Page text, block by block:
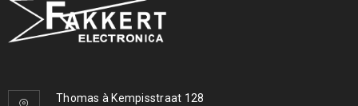
Thomas à Kempisstraat 128